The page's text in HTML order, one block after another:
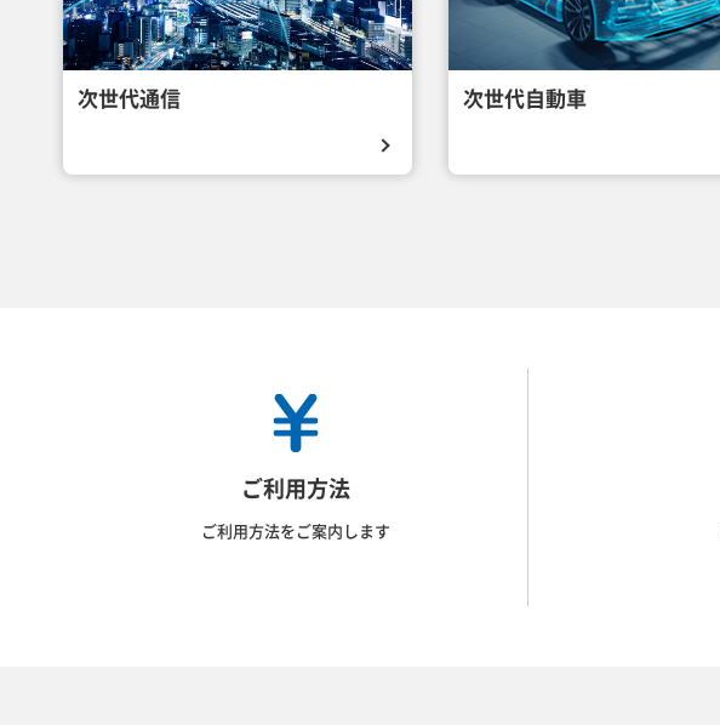
次世代通信 次世代自動車
ご利用方法
ご利用方法をご案内します